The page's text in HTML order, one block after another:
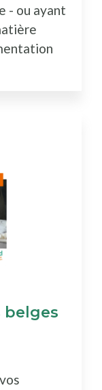
- ou ayant
belges